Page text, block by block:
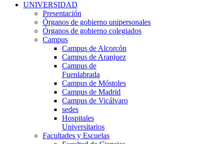
UNIVERSIDAD
Presentación
Órganos de gobierno unipersonales
Órganos de gobierno colegiados
Campus
Campus de Alcorcón
Campus de Aranjuez
Campus de
Fuenlabrada
Campus de Móstoles
Campus de Madrid
Campus de Vicálvaro
sedes
Hospitales
Universitarios
Facultades y Escuelas